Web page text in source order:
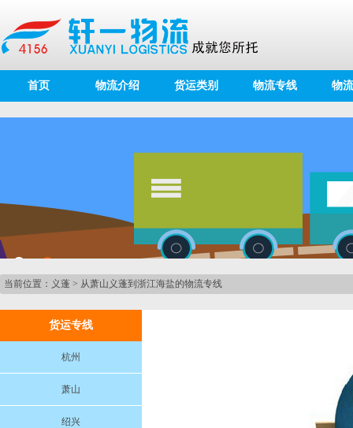
首页 物流介绍 货运类别 物流专线 物
当前位置： 义蓬 > 从萧山义蓬到浙江海盐的物流专线
货运专线
杭州
萧山
绍兴